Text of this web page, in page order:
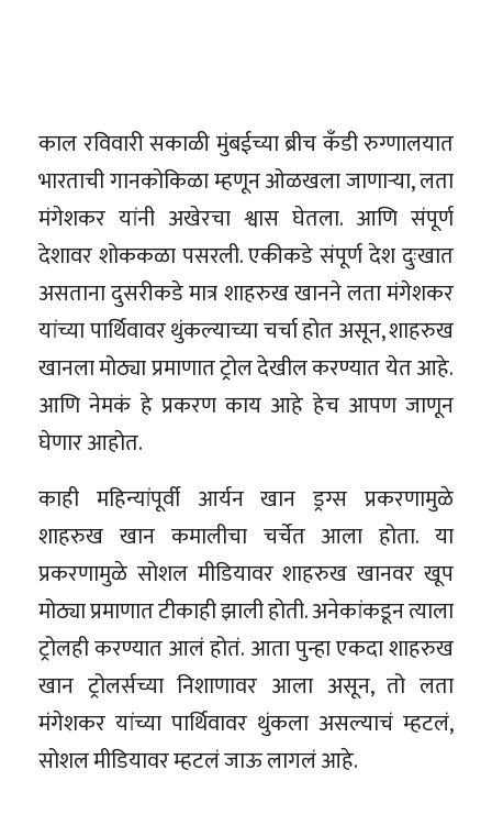
काल रविवारी सकाळी मुंबईच्या ब्रीच कँडी रुग्णालयात
भारताची गानकोकिळा म्हणून ओळखला जाणाऱ्या, लता
मंगेशकर यांनी अखेरचा श्वास घेतला. आणि संपूर्ण
देशावर शोककळा पसरली. एकीकडे संपूर्ण देश दुःखात
असताना दुसरीकडे मात्र शाहरुख खानने लता मंगेशकर
यांच्या पार्थिवावर थुंकल्याच्या चर्चा होत असून, शाहरुख
खानला मोठ्या प्रमाणात ट्रोल देखील करण्यात येत आहे.
आणि नेमकं हे प्रकरण काय आहे हेच आपण जाणून
घेणार आहोत.
काही महिन्यांपूर्वी आर्यन खान ड्रग्स प्रकरणामुळे
शाहरुख खान कमालीचा चर्चेत आला होता. या
प्रकरणामुळे सोशल मीडियावर शाहरुख खानवर खूप
मोठ्या प्रमाणात टीकाही झाली होती. अनेकांकडून त्याला
ट्रोलही करण्यात आलं होतं. आता पुन्हा एकदा शाहरुख
खान ट्रोलर्सच्या निशाणावर आला असून, तो लता
मंगेशकर यांच्या पार्थिवावर थुंकला असल्याचं म्हटलं,
सोशल मीडियावर म्हटलं जाऊ लागलं आहे.